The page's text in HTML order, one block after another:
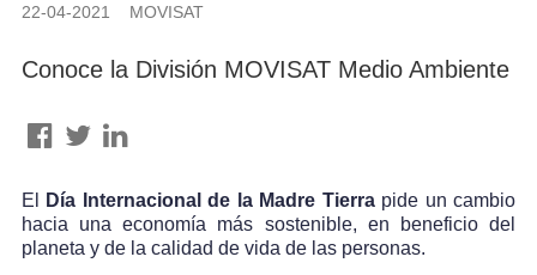
22-04-2021 MOVISAT
Conoce la División MOVISAT Medio Ambiente
El Día Internacional de la Madre Tierrapide un cambio
hacia una economía más sostenible, en beneficio del
planeta y de la calidad de vida de las personas.